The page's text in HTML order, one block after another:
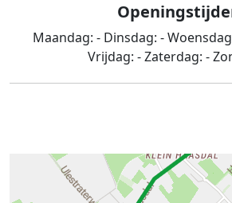
Maandag: - Dinsdag: -
Vrijdag: -Zaterdag: -